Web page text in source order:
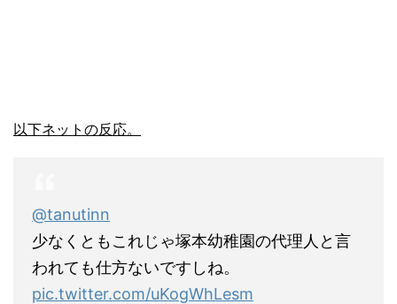
以下ネットの反応。
@tanutinn
少なくともこれじゃ塚本幼稚園の代理人と言
われても仕方ないですしね。
pic.twitter.com/uKogWhLesm